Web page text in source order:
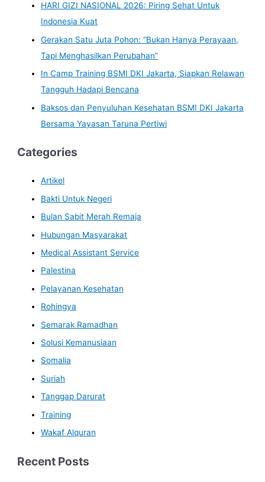
HARI GIZI NASIONAL 2026: Piring Sehat Untuk
Indonesia Kuat
Gerakan Satu Juta Pohon: “Bukan Hanya Perayaan,
Tapi Menghasilkan Perubahan”
In Camp Training BSMI DKI Jakarta, Siapkan Relawan
Tangguh Hadapi Bencana
Baksos dan Penyuluhan Kesehatan BSMI DKI Jakarta
Bersama Yayasan Taruna Pertiwi
Categories
Artikel
Bakti Untuk Negeri
Bulan Sabit Merah Remaja
Hubungan Masyarakat
Medical Assistant Service
Palestina
Pelayanan Kesehatan
Rohingya
Semarak Ramadhan
Solusi Kemanusiaan
Somalia
Suriah
Tanggap Darurat
Training
Wakaf Alquran
Recent Posts